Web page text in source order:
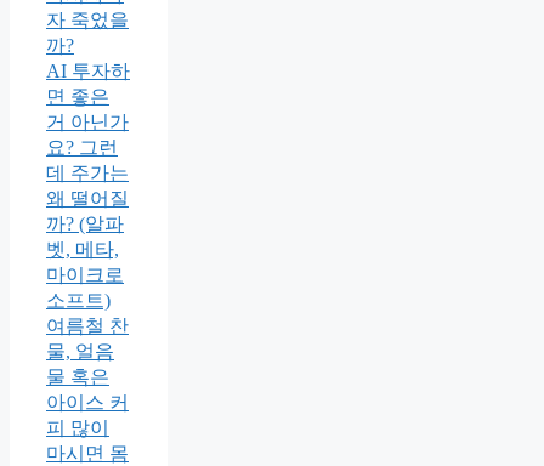
자 죽었을
까?
AI 투자하
면 좋은
거 아닌가
요? 그런
데 주가는
왜 떨어질
까? (알파
벳, 메타,
마이크로
소프트)
여름철 찬
물, 얼음
물 혹은
아이스 커
피 많이
마시면 몸